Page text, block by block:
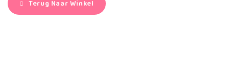
Terug Naar Winkel